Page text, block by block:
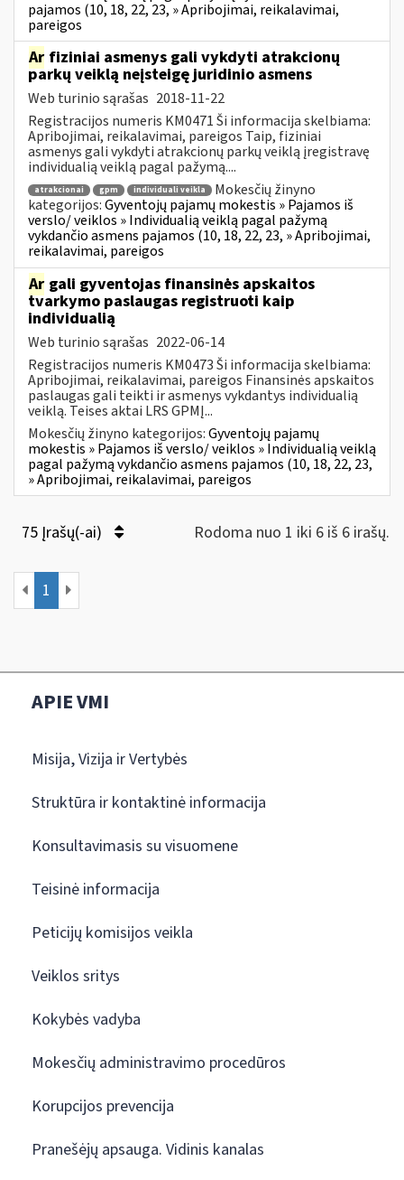
pajamos (10, 18, 22, 23, » Apribojimai, reikalavimai,
pareigos
Ar fiziniai asmenys gali vykdyti atrakcionų
parkų veiklą neįsteigę juridinio asmens
Web turinio sąrašas 2018-11-22
Registracijos numeris KM0471 Ši informacija skelbiama:
Apribojimai, reikalavimai, pareigos Taip, fiziniai
asmenys gali vykdyti atrakcionų parkų veiklą įregistravę
individualią veiklą pagal pažymą....
atrakcionai gpm individuali veikla
Mokesčių žinyno
kategorijos:Gyventojų pajamų mokestis » Pajamos iš
verslo/ veiklos » Individualią veiklą pagal pažymą
vykdančio asmens pajamos (10, 18, 22, 23, » Apribojimai,
reikalavimai, pareigos
Ar gali gyventojas finansinės apskaitos
tvarkymo paslaugas registruoti kaip
individualią
Web turinio sąrašas 2022-06-14
Registracijos numeris KM0473 Ši informacija skelbiama:
Apribojimai, reikalavimai, pareigos Finansinės apskaitos
paslaugas gali teikti ir asmenys vykdantys individualią
veiklą. Teises aktai LRS GPMĮ...
Mokesčių žinyno kategorijos:Gyventojų pajamų
mokestis » Pajamos iš verslo/ veiklos » Individualią veiklą
pagal pažymą vykdančio asmens pajamos (10, 18, 22, 23,
» Apribojimai, reikalavimai, pareigos
75 Įrašų(-ai) Rodoma nuo 1 iki 6 iš 6 irašų.
1
APIE VMI
Misija, Vizija ir Vertybės
Struktūra ir kontaktinė informacija
Konsultavimasis su visuomene
Teisinė informacija
Peticijų komisijos veikla
Veiklos sritys
Kokybės vadyba
Mokesčių administravimo procedūros
Korupcijos prevencija
Pranešėjų apsauga. Vidinis kanalas